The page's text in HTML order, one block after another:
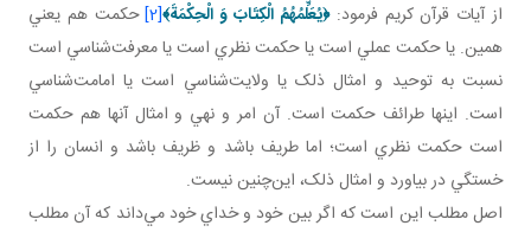
از آيات قرآن کريم فرمود:﴿يُعَلِّمُهُمُ الْكِتَابَ وَ الْحِكْمَةَ﴾[2]
حکمت هم يعني
همين. يا حکمت عملي است يا حکمت نظري است يا معرفت‌شناسي است
نسبت به توحيد و امثال ذلک يا ولايت‌شناسي است يا امامت‌شناسي
است. اينها طرائف حکمت است. آن امر و نهي و امثال آنها هم حکمت
است حکمت نظري است؛ اما طريف باشد و ظريف باشد و انسان را از
خستگي در بياورد و امثال ذلک، اين‌چنين نيست.
اصل مطلب اين است که اگر بين خود و خداي خود مي‌داند که آن مطلب